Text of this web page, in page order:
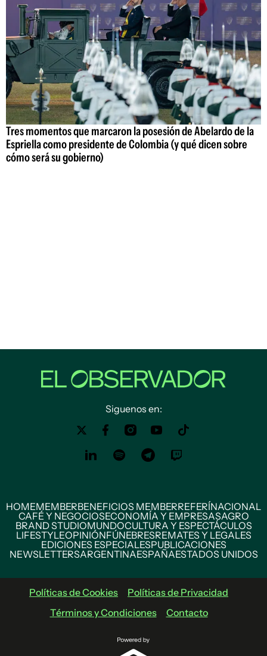
Tres momentos que marcaron la posesión de Abelardo de la
Espriella como presidente de Colombia (y qué dicen sobre
cómo será su gobierno)
Siguenos en:
HOMEMEMBERBENEFICIOS MEMBERREFERÍNACIONAL
CAFÉ Y NEGOCIOSECONOMÍA Y EMPRESASAGRO
BRAND STUDIOMUNDOCULTURA Y ESPECTÁCULOS
LIFESTYLEOPINIÓNFÚNEBRESREMATES Y LEGALES
EDICIONES ESPECIALESPUBLICACIONES
NEWSLETTERSARGENTINAESPAÑAESTADOS UNIDOS
Políticas de Cookies
Políticas de Privacidad
Términos y Condiciones
Contacto